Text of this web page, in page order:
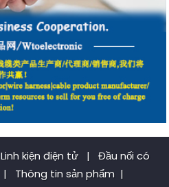
Linh kiện điện tử |
Đầu nối có
| Thông tin sản phẩm |